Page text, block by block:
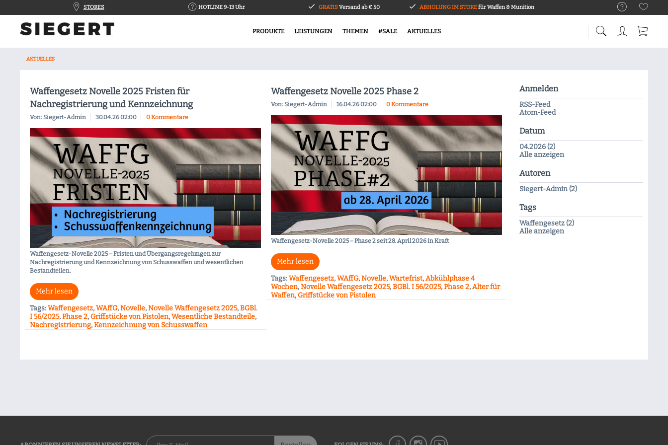
STORES HOTLINE 9-13 Uhr GRATISVersand ab € 50 ABHOLUNG IM STOREfür Waffen & Munition
PRODUKTE LEISTUNGEN THEMEN #SALE AKTUELLES
AKTUELLES
Anmelden
RSS-Feed
Atom-Feed
Datum
04.2026 (2)
Alle anzeigen
Autoren
Siegert-Admin (2)
Tags
Waffengesetz (2)
Alle anzeigen
Waffengesetz Novelle 2025 Fristen für
Nachregistrierung und Kennzeichnung
Von: Siegert-Admin 30.04.26 02:00 0 Kommentare
Waffengesetz-Novelle 2025 – Fristen und Übergangsregelungen zur
Nachregistrierung und Kennzeichnung von Schusswaffen und wesentlichen
Bestandteilen.
Mehr lesen
Tags:Waffengesetz,WAffG,Novelle,Novelle Waffengesetz 2025,BGBl.
I 56/2025,Phase 2,Griffstücke von Pistolen,Wesentliche Bestandteile,
Nachregistrierung,Kennzeichnung von Schusswaffen
Waffengesetz Novelle 2025 Phase 2
Von: Siegert-Admin 16.04.26 02:00 0 Kommentare
Waffengesetz-Novelle 2025 – Phase 2 seit 28. April 2026 in Kraft
Mehr lesen
Tags:Waffengesetz,WAffG,Novelle,Wartefrist,Abkühlphase 4
Wochen,Novelle Waffengesetz 2025,BGBl. I 56/2025,Phase 2,Alter für
Waffen,Griffstücke von Pistolen